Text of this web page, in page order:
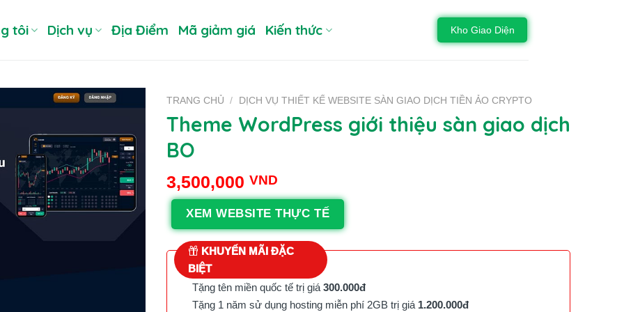
tôi Dịch vụ Địa Điểm Mã giảm giá Kiến thức Kho Giao Diện
TRANG CHỦ / DỊCH VỤ THIẾT KẾ WEBSITE SÀN GIAO DỊCH TIỀN ẢO CRYPTO
Theme WordPress giới thiệu sàn giao dịch
BO
3,500,000 VND
XEM WEBSITE THỰC TẾ
KHUYẾN MÃI ĐẶC
BIỆT
Tặng tên miền quốc tế trị giá 300.000đ
Tặng 1 năm sử dụng hosting miễn phí 2GB trị giá 1.200.000đ